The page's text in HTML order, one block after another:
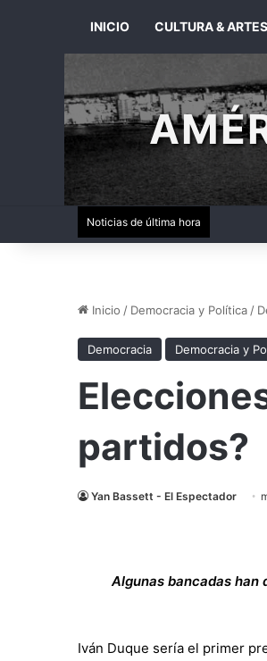
INICIO CULTURA & ARTES
Noticias de última hora
Inicio / Democracia y Política /
Democracia Democracia y
partidos?
Yan Bassett - El Espectador
Algunas bancadas han
Iván Duque sería el primer